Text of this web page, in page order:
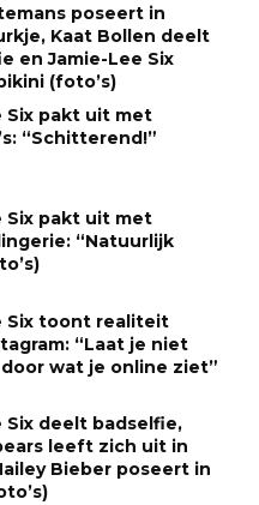
poseert in
Kaat Bollen deelt
en Jamie-Lee Six
(foto’s)
Six pakt uit met
“Schitterend!”
Six pakt uit met
“Natuurlijk
Six toont realiteit
“Laat je niet
wat je online ziet”
Six deelt badselfie,
leeft zich uit in
Bieber poseert in